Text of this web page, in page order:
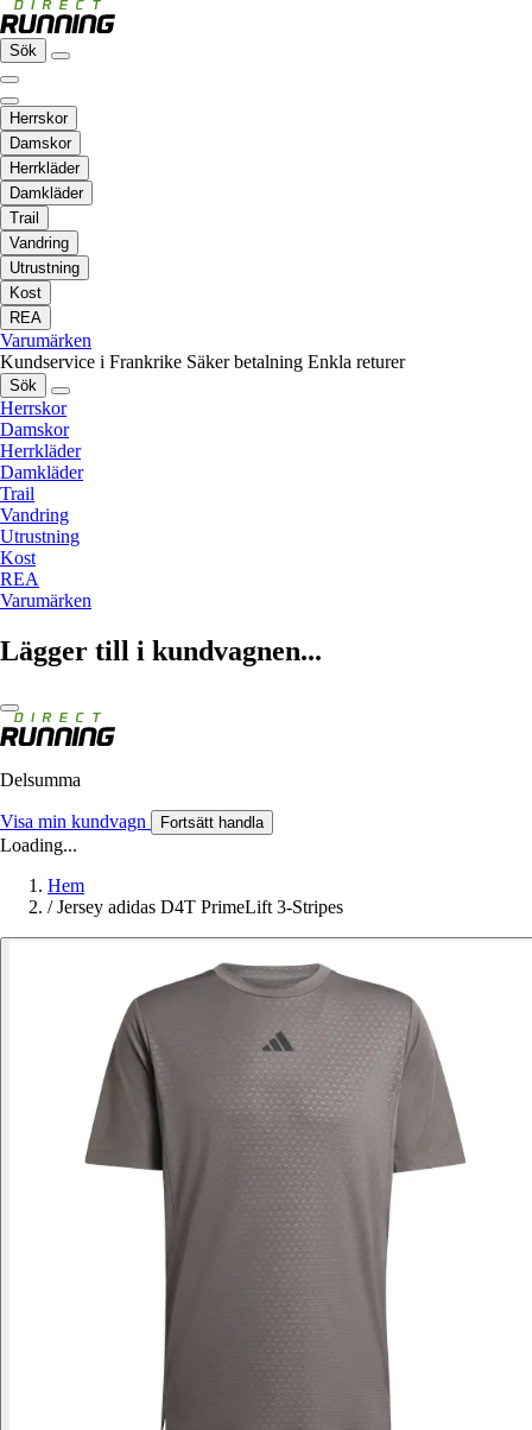
Sök
Herrskor
Damskor
Herrkläder
Damkläder
Trail
Vandring
Utrustning
Kost
REA
Varumärken
Kundservice i Frankrike Säker betalning Enkla returer
Sök
Herrskor
Damskor
Herrkläder
Damkläder
Trail
Vandring
Utrustning
Kost
REA
Varumärken
Lägger till i kundvagnen...
Delsumma
Visa min kundvagn Fortsätt handla
Loading...
Hem
/ Jersey adidas D4T PrimeLift 3-Stripes